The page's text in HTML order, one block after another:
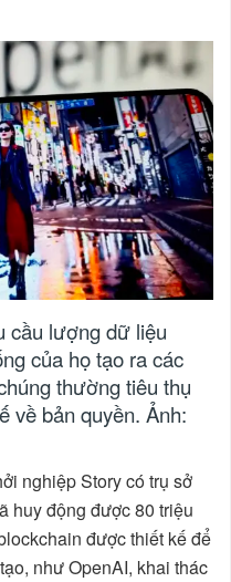
cầu lượng dữ liệu
của họ tạo ra các
thường tiêu thụ
về bản quyền. Ảnh:
nghiệp Story có trụ sở
huy động được 80 triệu
được thiết kế để
như OpenAI, khai thác